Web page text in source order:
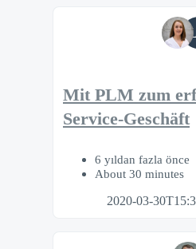
Mit PLM zum
Service-Geschäft
6 yıldan fazla önce
About 30 minutes
2020-03-